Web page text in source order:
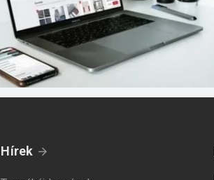
Hírek